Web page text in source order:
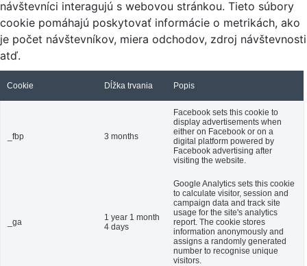
návštevníci interagujú s webovou stránkou. Tieto súbory
cookie pomáhajú poskytovať informácie o metrikách, ako
je počet návštevníkov, miera odchodov, zdroj návštevnosti
atď.
Cookie Dĺžka trvania Popis
_fbp 3 months
Facebook sets this cookie to
display advertisements when
either on Facebook or on a
digital platform powered by
Facebook advertising after
visiting the website.
_ga
1 year 1 month
4 days
Google Analytics sets this cookie
to calculate visitor, session and
campaign data and track site
usage for the site's analytics
report. The cookie stores
information anonymously and
assigns a randomly generated
number to recognise unique
visitors.